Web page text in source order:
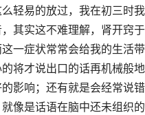
轻易的放过，我在初三时
其实这不难理解，肾开窍
一症状常常会给我的生活
将才说出口的话再机械般
影响；还有就是会经常说
像是话语在脑中还未组织